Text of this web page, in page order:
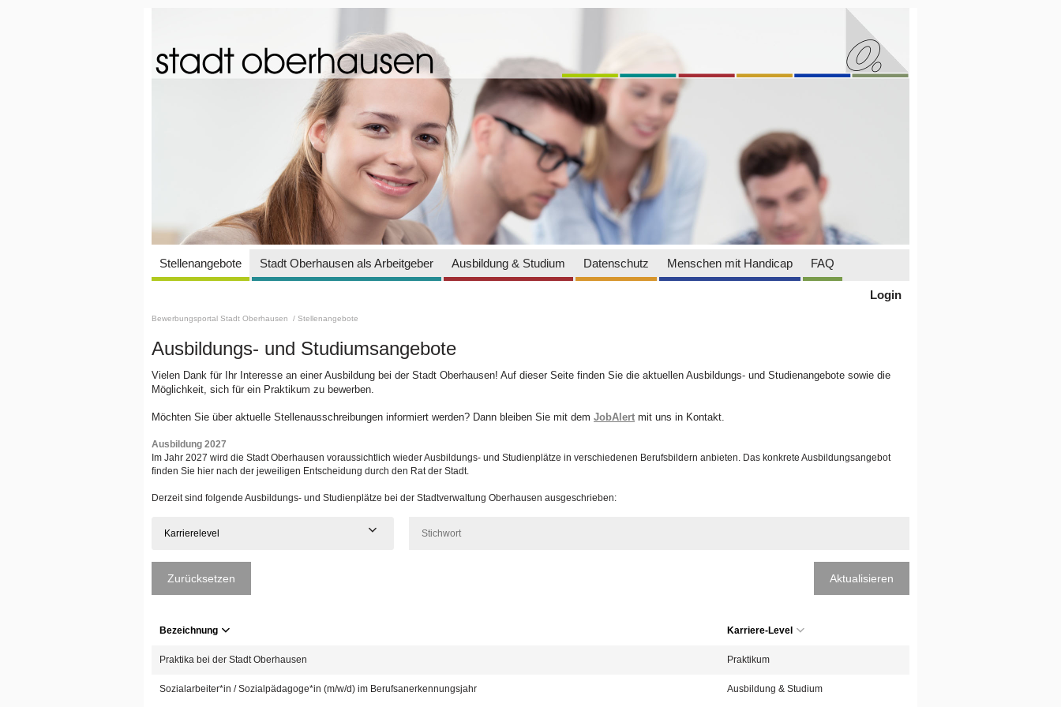
Stellenangebote Stadt Oberhausen als Arbeitgeber Ausbildung & Studium Datenschutz Menschen mit Handicap FAQ
Login
Bewerbungsportal Stadt Oberhausen / Stellenangebote
Ausbildungs- und Studiumsangebote
Vielen Dank für Ihr Interesse an einer Ausbildung bei der Stadt Oberhausen! Auf dieser Seite finden Sie die aktuellen Ausbildungs- und Studienangebote sowie die
Möglichkeit, sich für ein Praktikum zu bewerben.
Möchten Sie über aktuelle Stellenausschreibungen informiert werden? Dann bleiben Sie mit dem JobAlert mit uns in Kontakt.
Ausbildung 2027
Im Jahr 2027 wird die Stadt Oberhausen voraussichtlich wieder Ausbildungs- und Studienplätze in verschiedenen Berufsbildern anbieten. Das konkrete Ausbildungsangebot
finden Sie hier nach der jeweiligen Entscheidung durch den Rat der Stadt.
Derzeit sind folgende Ausbildungs- und Studienplätze bei der Stadtverwaltung Oberhausen ausgeschrieben:
Karrierelevel
Zurücksetzen Aktualisieren
Bezeichnung Karriere-Level
Praktika bei der Stadt Oberhausen Praktikum
Sozialarbeiter*in / Sozialpädagoge*in (m/w/d) im Berufsanerkennungsjahr Ausbildung & Studium